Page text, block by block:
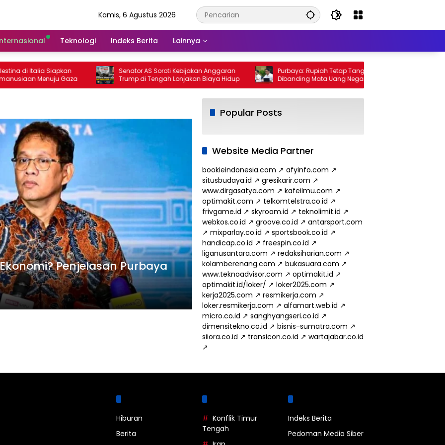
Kamis, 6 Agustus 2026
Teknologi Indeks Berita Lainnya
di Italia Siapkan
Menuju Gaza
Senator AS Soroti Kebijakan Anggaran
Trump di Tengah Lonjakan Biaya Hidup
Purbaya: Rupiah Tetap Tangguh
Dibanding Mata Uang Negara Lain
Penjelasan Purbaya
Popular Posts
Website Media Partner
bookieindonesia.com ↗ afyinfo.com ↗
situsbudaya.id ↗ gresikarir.com ↗
www.dirgasatya.com ↗ kafeilmu.com ↗
optimakit.com ↗ telkomtelstra.co.id ↗
frivgame.id ↗ skyroam.id ↗ teknolimit.id ↗
webkos.co.id ↗ groove.co.id ↗ antarsport.com
↗ mixparlay.co.id ↗ sportsbook.co.id ↗
handicap.co.id ↗ freespin.co.id ↗
liganusantara.com ↗ redaksiharian.com ↗
kolamberenang.com ↗ bukasuara.com ↗
www.teknoadvisor.com ↗ optimakit.id ↗
optimakit.id/loker/ ↗ loker2025.com ↗
kerja2025.com ↗ resmikerja.com ↗
loker.resmikerja.com ↗ alfamart.web.id ↗
micro.co.id ↗ sanghyangseri.co.id ↗
dimensitekno.co.id ↗ bisnis-sumatra.com ↗
siiora.co.id ↗ transicon.co.id ↗ wartajabar.co.id
↗
Hiburan
Berita
Konflik Timur
Tengah
Indeks Berita
Pedoman Media Siber